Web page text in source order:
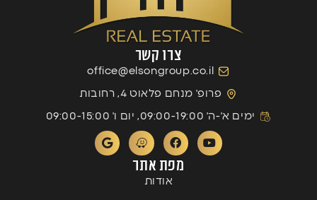
מפת אתר
אודות
צרו קשר
office@elsongroup.co.il
פרופ' מנחם פלאוט 4, רחובות
ימים א'-ה' 09:00-19:00, יום ו' 09:00-15:00